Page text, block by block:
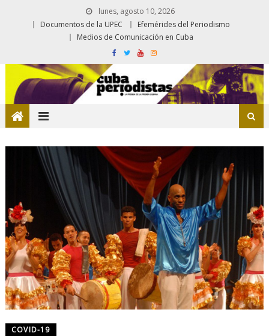
lunes, agosto 10, 2026
Documentos de la UPEC
Efemérides del Periodismo
Medios de Comunicación en Cuba
COVID-19